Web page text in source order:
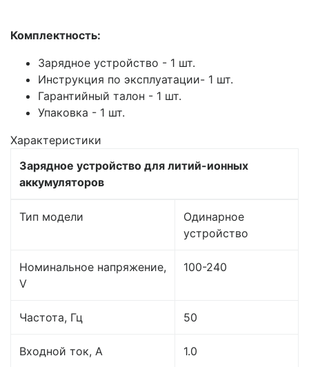
Комплектность:
Зарядное устройство - 1 шт.
Инструкция по эксплуатации- 1 шт.
Гарантийный талон - 1 шт.
Упаковка - 1 шт.
Характеристики
Зарядное устройство для литий-ионных
аккумуляторов
Тип модели
Одинарное
устройство
Номинальное напряжение,
V
100-240
Частота, Гц 50
Входной ток, А 1.0